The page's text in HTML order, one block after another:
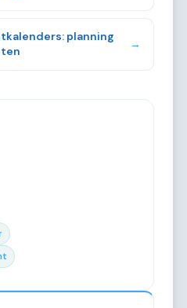
planning
→